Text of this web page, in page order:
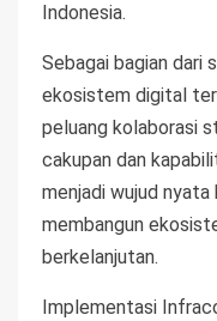
Indonesia.
Sebagai bagian dari
ekosistem digital
peluang kolaborasi
cakupan dan
menjadi wujud
membangun
berkelanjutan.
Implementasi